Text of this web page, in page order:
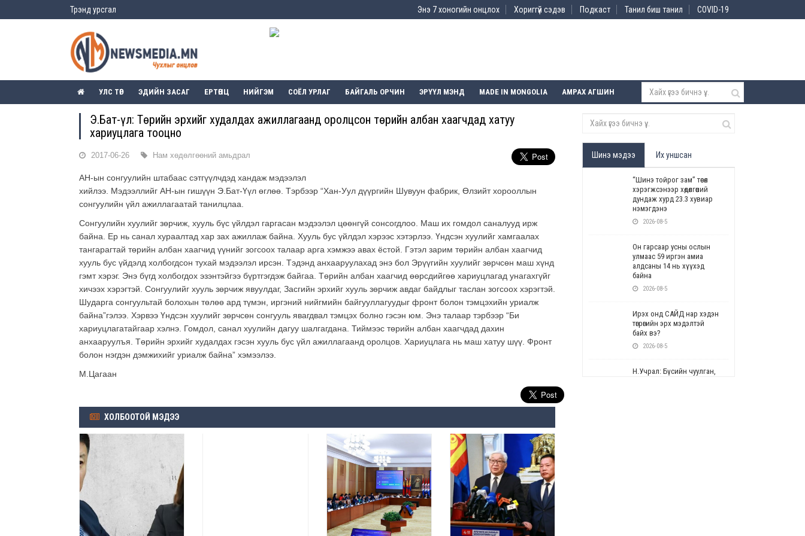
Трэнд урсгал Энэ 7 хоногийн онцлох Хориггүй сэдэв Подкаст Танил биш танил COVID-19
УЛС ТӨР ЭДИЙН ЗАСАГ ЕРТӨНЦ НИЙГЭМ СОЁЛ УРЛАГ БАЙГАЛЬ ОРЧИН ЭРҮҮЛ МЭНД MADE IN MONGOLIA АМРАХ АГШИН
Э.Бат-Үүл: Төрийн эрхийг худалдах ажиллагаанд оролцсон төрийн албан хаагчдад хатуу
хариуцлага тооцно
2017-06-26 Нам хөдөлгөөний амьдрал
АН-ын сонгуулийн штабаас сэтгүүлчдэд хандаж мэдээлэл
хийлээ. Мэдээллийг АН-ын гишүүн Э.Бат-Үүл өглөө. Тэрбээр “Хан-Уул дүүргийн Шувуун фабрик, Өлзийт хорооллын
сонгуулийн үйл ажиллагаатай танилцлаа.
Сонгуулийн хуулийг зөрчиж, хууль бүс үйлдэл гаргасан мэдээлэл цөөнгүй сонсогдлоо. Маш их гомдол саналууд ирж
байна. Ер нь санал хураалтад хар зах ажиллаж байна. Хууль бус үйлдэл хэрээс хэтэрлээ. Үндсэн хуулийг хамгаалах
тангарагтай төрийн албан хаагчид үүнийг зогсоох талаар арга хэмжээ авах ёстой. Гэтэл зарим төрийн албан хаагчид
хууль бус үйдэлд холбогдсон тухай мэдээлэл ирсэн. Тэдэнд анхааруулахад энэ бол Эрүүгийн хуулийг зөрчсөн маш хүнд
гэмт хэрэг. Энэ бүгд холбогдох эзэнтэйгээ бүртгэгдэж байгаа. Төрийн албан хаагчид өөрсдийгөө хариуцлагад унагахгүйг
хичээх хэрэгтэй. Сонгуулийг хууль зөрчиж явуулдаг, Засгийн эрхийг хууль зөрчиж авдаг байдлыг таслан зогсоох хэрэгтэй.
Шударга сонгуультай болохын төлөө ард түмэн, иргэний нийгмийн байгууллагуудыг фронт болон тэмцэхийн уриалж
байна”гэлээ. Хэрвээ Үндсэн хуулийг зөрчсөн сонгууль явагдвал тэмцэх болно гэсэн юм. Энэ талаар тэрбээр “Би
хариуцлагатайгаар хэлнэ. Гомдол, санал хуулийн дагуу шалгагдана. Тиймээс төрийн албан хаагчдад дахин
анхааруулъя. Төрийн эрхийг худалдах гэсэн хууль бус үйл ажиллагаанд оролцов. Хариуцлага нь маш хатуу шүү. Фронт
болон нэгдэн дэмжихийг уриалж байна” хэмээлээ.
М.Цагаан
ХОЛБООТОЙ МЭДЭЭ
Шинэ мэдээ Их уншсан
“Шинэ тойрог зам” төсөл
хэрэгжсэнээр хөдөлгөөний
дундаж хурд 23.3 хувиар
нэмэгдэнэ
2026-08-5
Он гарсаар усны ослын
улмаас 59 иргэн амиа
алдсаны 14 нь хүүхэд
байна
2026-08-5
Ирэх онд САЙД нар хэдэн
төгрөгийн эрх мэдэлтэй
байх вэ?
2026-08-5
Н.Учрал: Бүсийн чуулган,